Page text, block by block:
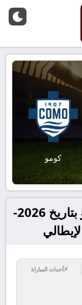
كومو
تفاصيل مباراة ميلان و كومو بتاريخ 2026-
⚡أحداث المباراة